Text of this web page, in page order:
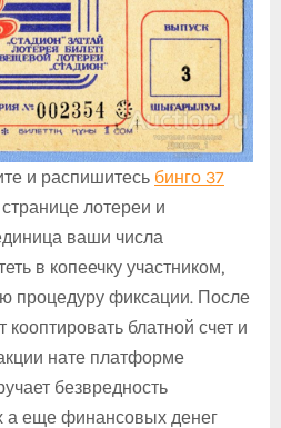
и распишитесь бинго 37
лотереи и
ваши числа
в копеечку участником,
процедуру фиксации. После
блатной счет и
нате платформе
безвредность
а еще финансовых денег